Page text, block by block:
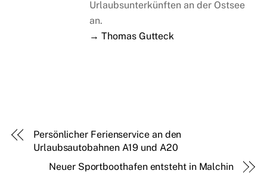
Urlaubsunterkünften an der Ostsee
an.
→ Thomas Gutteck
Persönlicher Ferienservice an den
Urlaubsautobahnen A19 und A20
Neuer Sportboothafen entsteht in Malchin